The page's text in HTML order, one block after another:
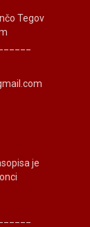
Tegov
je